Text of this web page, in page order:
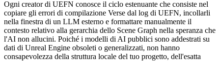
Ogni creator di UEFN conosce il ciclo estenuante che consiste nel
copiare gli errori di compilazione Verse dal log di UEFN, incollarli
nella finestra di un LLM esterno e formattare manualmente il
contesto relativo alla gerarchia dello Scene Graph nella speranza che
l'AI non allucini. Poiché i modelli di AI pubblici sono addestrati su
dati di Unreal Engine obsoleti o generalizzati, non hanno
consapevolezza della struttura locale del tuo progetto, dell'esatta